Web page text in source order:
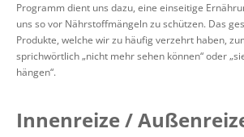
Programm dient uns dazu, eine einseitige
uns so vor Nährstoffmängeln zu schützen. Das
Produkte, welche wir zu häufig verzehrt haben,
sprichwörtlich „nicht mehr sehen können“ oder
hängen“.
Innenreize /